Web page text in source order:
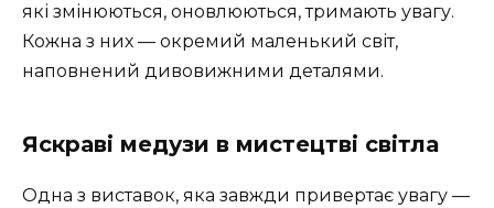
які змінюються, оновлюються, тримають увагу.
Кожна з них — окремий маленький світ,
наповнений дивовижними деталями.
Яскраві медузи в мистецтві світла
Одна з виставок, яка завжди привертає увагу —